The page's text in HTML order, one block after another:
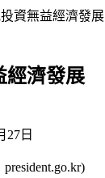
資無益經濟發展
經濟發展
27日